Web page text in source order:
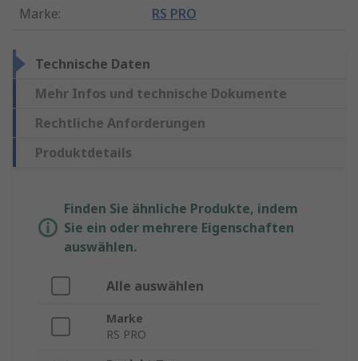
Marke: RS PRO
Technische Daten
Mehr Infos und technische Dokumente
Rechtliche Anforderungen
Produktdetails
Finden Sie ähnliche Produkte, indem
Sie ein oder mehrere Eigenschaften
auswählen.
Alle auswählen
Marke
RS PRO